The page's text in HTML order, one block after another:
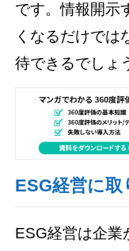
です。情報開示
くなるだけでは
待できるでしょ
ESG経営に
ESG経営は企業